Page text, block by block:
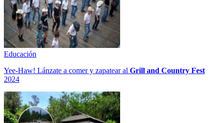
Educación
Yee-Haw! Lánzate a comer y zapatear al Grill and Country Fest
2024